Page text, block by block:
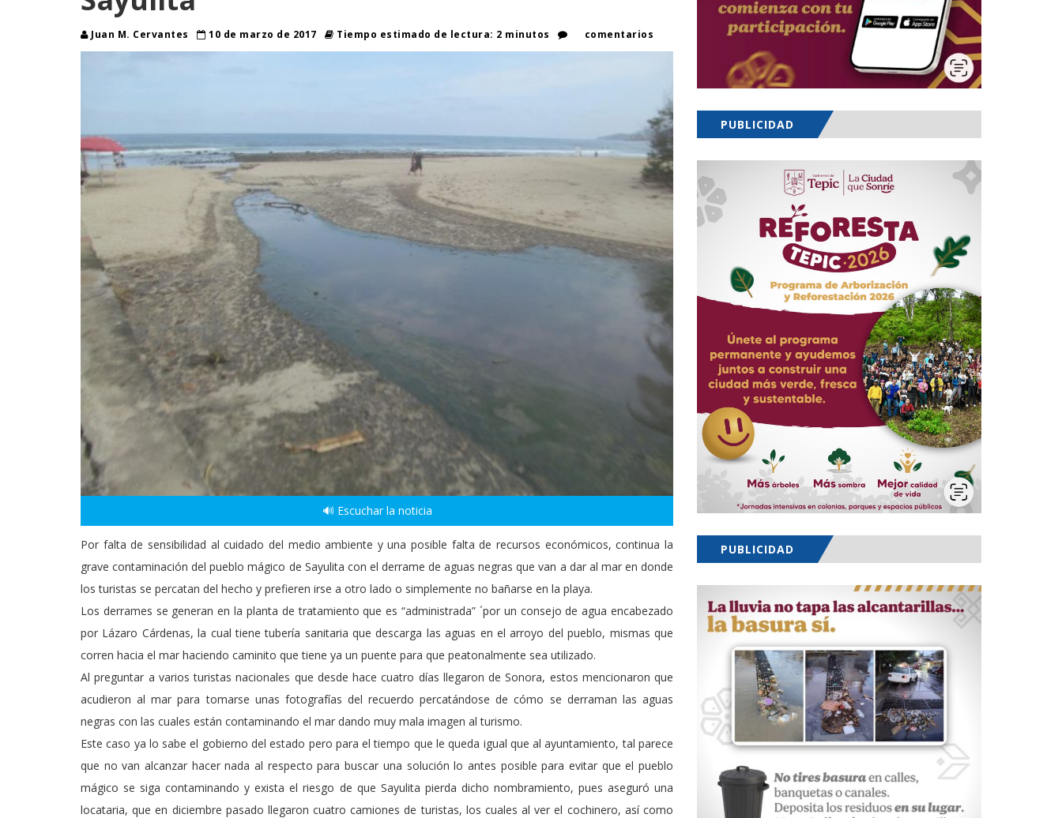
Juan M. Cervantes 10 de marzo de 2017 Tiempo estimado de lectura: 2 minutos comentarios
🔊 Escuchar la noticia
Por falta de sensibilidad al cuidado del medio ambiente y una posible falta de recursos económicos, continua la
grave contaminación del pueblo mágico de Sayulita con el derrame de aguas negras que van a dar al mar en donde
los turistas se percatan del hecho y prefieren irse a otro lado o simplemente no bañarse en la playa.
Los derrames se generan en la planta de tratamiento que es “administrada” ´por un consejo de agua encabezado
por Lázaro Cárdenas, la cual tiene tubería sanitaria que descarga las aguas en el arroyo del pueblo, mismas que
corren hacia el mar haciendo caminito que tiene ya un puente para que peatonalmente sea utilizado.
Al preguntar a varios turistas nacionales que desde hace cuatro días llegaron de Sonora, estos mencionaron que
acudieron al mar para tomarse unas fotografías del recuerdo percatándose de cómo se derraman las aguas
negras con las cuales están contaminando el mar dando muy mala imagen al turismo.
Este caso ya lo sabe el gobierno del estado pero para el tiempo que le queda igual que al ayuntamiento, tal parece
que no van alcanzar hacer nada al respecto para buscar una solución lo antes posible para evitar que el pueblo
mágico se siga contaminando y exista el riesgo de que Sayulita pierda dicho nombramiento, pues aseguró una
locataria, que en diciembre pasado llegaron cuatro camiones de turistas, los cuales al ver el cochinero, así como
PUBLICIDAD
PUBLICIDAD